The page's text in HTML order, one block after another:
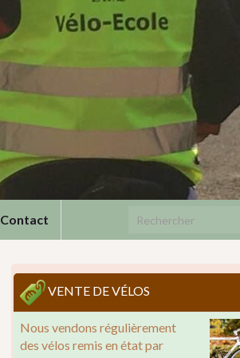
Contact Search for:
VENTE DE VÉLOS
Nous vendons régulièrement
des vélos remis en état par